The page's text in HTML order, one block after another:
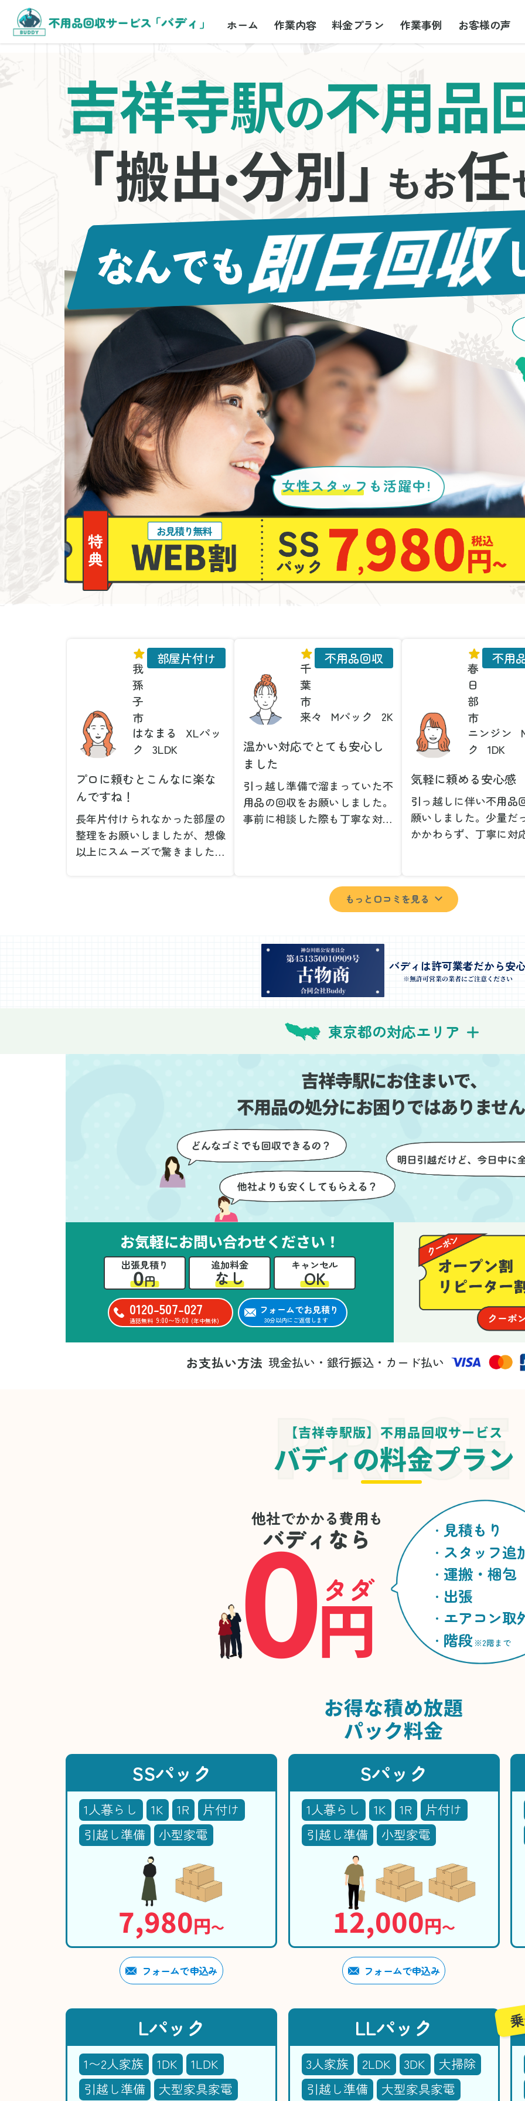
ホーム 作業内容 料金プラン 作業事例 お客様の声
吉祥寺駅の不用品
「搬出・分別」もお任
女性スタッフ も活躍中!
我
孫
子
市
はなまる
XLパッ
ク
3LDK
部屋片付け
プロに頼むとこんなに楽な
んですね！
長年片付けられなかった部屋の
整理をお願いしましたが、想像
以上にスムーズで驚きました。
了後には部屋全体を清掃してい
ただき、まるで新しい家のよう
な清潔感に感動しました。
千
葉
市
来々
Mパック 2K
不用品回収
温かい対応でとても安心し
ました
引っ越し準備で溜まっていた不
用品の回収をお願いしました。
事前に相談した際も丁寧な対応
いものが多かったのですが、手
際よく対応していただき驚きま
ださり、作業の流れや注意点を
しっかり説明していただけたの
で、こちらも安心感を持って作
業を見守ることができました。
けないように細心の注意を払っ
かったです。作業が終わった後
には、こちらからお願いしなく
ても部屋を簡単に清掃していた
だけたのも好印象でした。
さらに、分別の仕方やリサイク
ル可能なものについても教えて
いただき、今後の片付けにも役
立つ知識が増えました。また何
ービスをありがとうございまし
た。
春
日
部
市
ニンジン
ク
1DK
不用
気軽に頼める安心感
引っ越しに伴い不用品
願いしました。少量だ
かかわらず、丁寧に対
じてくださり、次回も
いしたいと思いました
特に、自分では持ち運
業を終えることができ
事前に見積もりを取っ
できました。引っ越し
とができました。
もっと口コミを見る
バディは許可業者だから安
※無許可営業の業者にご注意ください
東京都の対応エリア
吉祥寺駅にお住まいで、
不用品の処分にお困りではありませ
お気軽にお問い合わせください！
出張見積り
0円
追加料金
なし
キャンセル
OK
0120-507-027
通話無料 9:00〜19:00 (年中無休)
フォームでお見積り
30分以内にご返信します
お支払い方法 現金払い・銀行振込・カード払い
【吉祥寺駅版】不用品回収サービス
バディの料金プラン
他社でかかる費用も
バディなら
0円
タダ
見積もり
スタッフ追
運搬・梱包
出張
エアコン取
階段 ※2階まで
お得な積め放題
パック料金
SSパック
1人暮らし 1K 1R
片付け
引越し準備
小型家電
7,980円〜
フォームで申込み
Sパック
1人暮らし 1K 1R
片付け
引越し準備
小型家電
12,000円〜
フォームで申込み
Lパック
1〜2人家族 1DK
1LDK
引越し準備
大型家具家電
LLパック
3人家族 2LDK 3DK
大掃除
引越し準備
大型家具家電